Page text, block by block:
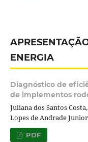
ENERGIA
Diagnóstico de
de implementos
Juliana dos Santos
Lopes de Andrade Junior
PDF